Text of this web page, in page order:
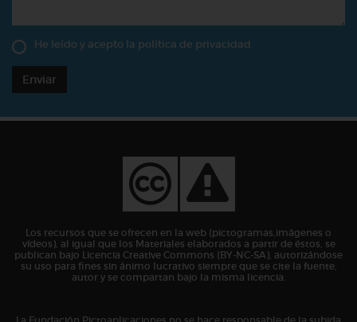
He leído y acepto la política de privacidad
Enviar
Los recursos que se ofrecen en la web (pictogramas,imágenes o
vídeos), al igual que los Materiales elaborados a partir de éstos, se
publican bajo Licencia Creative Commons (BY-NC-SA), autorizándose
su uso para fines sin ánimo lucrativo siempre que se cite la fuente,
autor y se compartan bajo la misma licencia.